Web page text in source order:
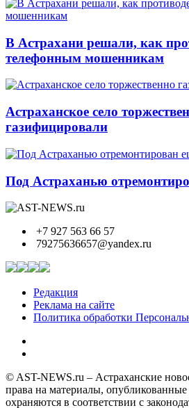
В Астрахани решали, как
телефонным мошенникам
Астраханское село
газифицировали
Под Астраханью
+7 927 563 66 57
79275636657@yandex.ru
Редакция
Реклама на сайте
Политика обработки
© AST-NEWS.ru – Астраханские
права на материалы,
охраняются в соответствии с